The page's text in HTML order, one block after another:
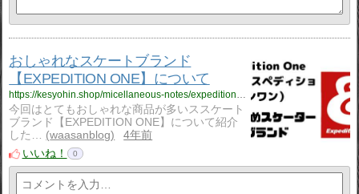
おしゃれなスケートブランド
【EXPEDITION ONE】について
https://kesyohin.shop/micellaneous-notes/expedition-one/1745/
今回はとてもおしゃれな商品が多いススケート
ブランド【EXPEDITION ONE】について紹介
した…
waasanblog
4年前
いいね！
0